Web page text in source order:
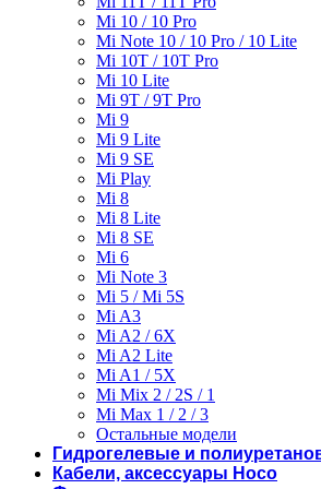
Mi 10 / 10 Pro
Mi Note 10 / 10 Pro / 10 Lite
Mi 10T / 10T Pro
Mi 10 Lite
Mi 9T / 9T Pro
Mi 9
Mi 9 Lite
Mi 9 SE
Mi Play
Mi 8
Mi 8 Lite
Mi 8 SE
Mi 6
Mi Note 3
Mi 5 / Mi 5S
Mi A3
Mi A2 / 6X
Mi A2 Lite
Mi A1 / 5X
Mi Mix 2 / 2S / 1
Mi Max 1 / 2 / 3
Остальные модели
Гидрогелевые и
Кабели, аксессуары Hoco